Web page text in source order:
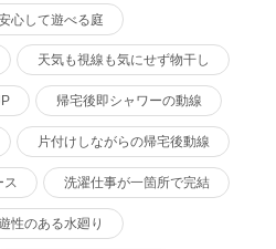
心して遊べる庭
天気も視線も気にせず物干し
帰宅後即シャワーの動線
片付けしながらの帰宅後動線
ス 洗濯仕事が一箇所で完結
性のある水廻り